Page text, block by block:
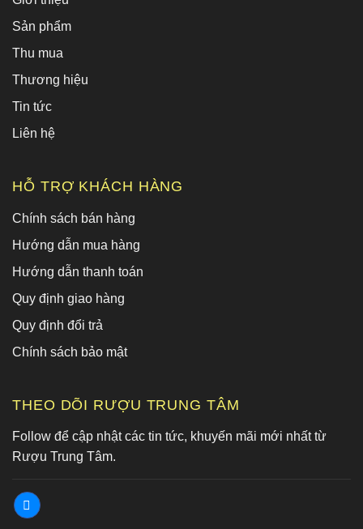
Sản phẩm
Thu mua
Thương hiệu
Tin tức
Liên hệ
HỖ TRỢ KHÁCH HÀNG
Chính sách bán hàng
Hướng dẫn mua hàng
Hướng dẫn thanh toán
Quy định giao hàng
Quy định đổi trả
Chính sách bảo mật
THEO DÕI RƯỢU TRUNG TÂM
Follow để cập nhật các tin tức, khuyến mãi mới nhất từ
Rượu Trung Tâm.